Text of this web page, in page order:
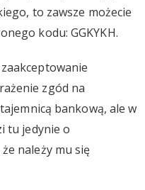
to zawsze możecie
kodu: GGKYKH.
zgód na
bankową, ale w
tu jedynie o
należy mu się